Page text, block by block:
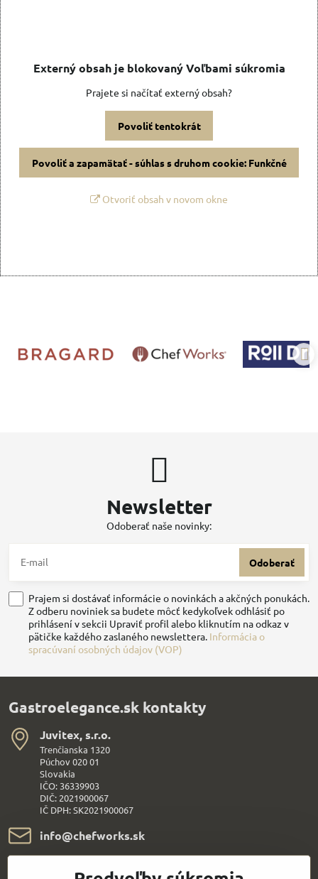
Externý obsah je blokovaný Voľbami súkromia
Prajete si načítať externý obsah?
Povoliť tentokrát
Povoliť a zapamätať - súhlas s druhom cookie: Funkčné
Otvoriť obsah v novom okne
Newsletter
Odoberať naše novinky:
Odoberať
Prajem si dostávať informácie o novinkách a akčných ponukách.
Z odberu noviniek sa budete môcť kedykoľvek odhlásiť po
prihlásení v sekcii Upraviť profil alebo kliknutím na odkaz v
pätičke každého zaslaného newslettera. Informácia o
spracúvaní osobných údajov (VOP)
Gastroelegance.sk kontakty
Juvitex, s​.r​.o​.
Trenčianska 1320
Púchov 020 01
Slovakia
IČO: 36339903
DIČ: 2021900067
IČ DPH: SK2021900067
info​@chefworks​.sk